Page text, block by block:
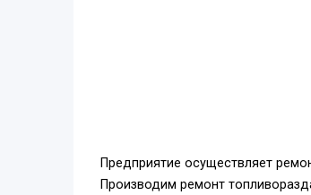
Предприятие осуществляет
Производим ремонт